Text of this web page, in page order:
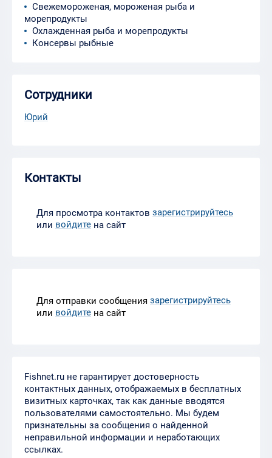
Свежемороженая, мороженая рыба и
морепродукты
Охлажденная рыба и морепродукты
Консервы рыбные
Сотрудники
Юрий
Контакты
Для просмотра контактов зарегистрируйтесь
или войдите на сайт
Для отправки сообщения зарегистрируйтесь
или войдите на сайт
Fishnet.ru не гарантирует достоверность
контактных данных, отображаемых в бесплатных
визитных карточках, так как данные вводятся
пользователями самостоятельно. Мы будем
признательны за сообщения о найденной
неправильной информации и неработающих
ссылках.